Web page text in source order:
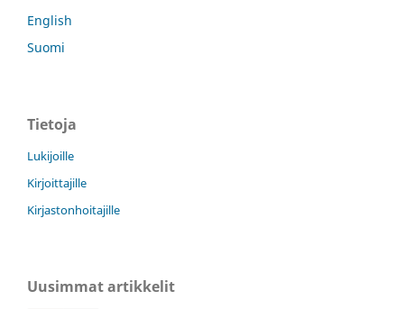
English
Suomi
Tietoja
Lukijoille
Kirjoittajille
Kirjastonhoitajille
Uusimmat artikkelit